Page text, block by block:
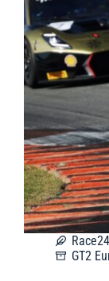
Race24
GT2